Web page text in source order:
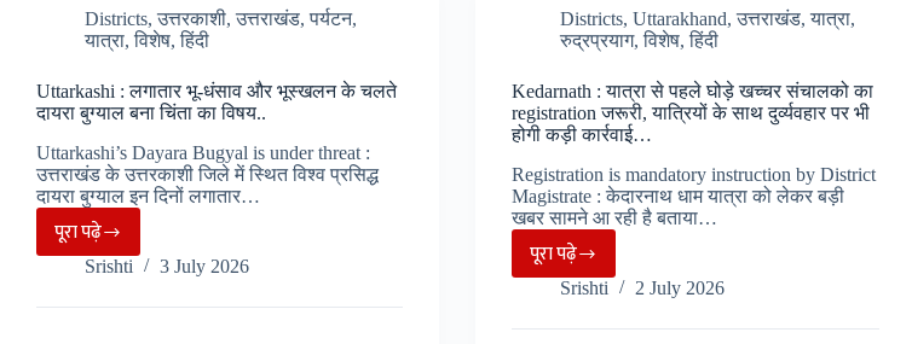
अत्याधुनिक
मशीनो
की
व्यवस्था…
शुरू,
24
जुलाई
को
होगी
बहुदा
यात्रा
जांच
तीर्थ
पुरोहितों
में
दिखा
Districts,उत्तरकाशी,उत्तराखंड,पर्यटन,
यात्रा,विशेष,हिंदी
Uttarkashi : लगातार भू-धंसाव और भूस्खलन के चलते
दायरा बुग्याल बना चिंता का विषय..
Uttarkashi’s Dayara Bugyal is under threat :
उत्तराखंड के उत्तरकाशी जिले में स्थित विश्व प्रसिद्ध
दायरा बुग्याल इन दिनों लगातार…
पूरा पढ़ेUttarkashi
:
लगातार
Srishti 3 July 2026
Districts,Uttarakhand,उत्तराखंड,यात्रा,
रुद्रप्रयाग,विशेष,हिंदी
Kedarnath : यात्रा से पहले घोड़े खच्चर संचालको का
registration जरूरी, यात्रियों के साथ दुर्व्यवहार पर भी
होगी कड़ी कार्रवाई…
Registration is mandatory instruction by District
Magistrate : केदारनाथ धाम यात्रा को लेकर बड़ी
खबर सामने आ रही है बताया…
पूरा पढ़ेKedarnath
:
यात्रा
Srishti 2 July 2026